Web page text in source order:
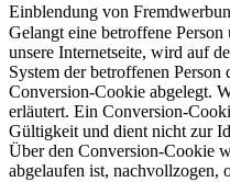
Einblendung von
Gelangt eine betroffene
unsere Internetseite, wird auf
System der betroffenen
Conversion-Cookie abgelegt.
erläutert. Ein Conversion-
Gültigkeit und dient nicht zur
Über den Conversion-Cookie
abgelaufen ist, nachvollzogen,